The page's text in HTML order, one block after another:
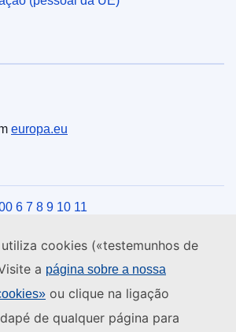
cookies («testemunhos de
a página sobre a nossa
ou clique na ligação
de qualquer página para
europa.eu
6 7 8 9 10 11
telefónicos
formulário
a um centro da UE